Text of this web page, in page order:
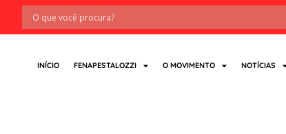
INÍCIO FENAPESTALOZZI O MOVIMENTO NOTÍCIAS